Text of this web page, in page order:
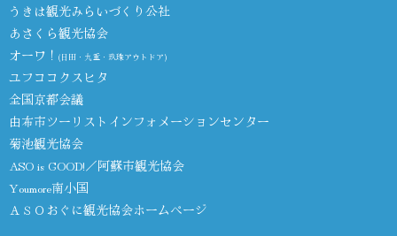
うきは観光みらいづくり公社
あさくら観光協会
オーワ！ (日田・九重・玖珠アウトドア)
ユフココクスヒタ
全国京都会議
由布市ツーリストインフォメーションセンター
菊池観光協会
ASO is GOOD!／阿蘇市観光協会
Youmore南小国
ＡＳＯおぐに観光協会ホームページ